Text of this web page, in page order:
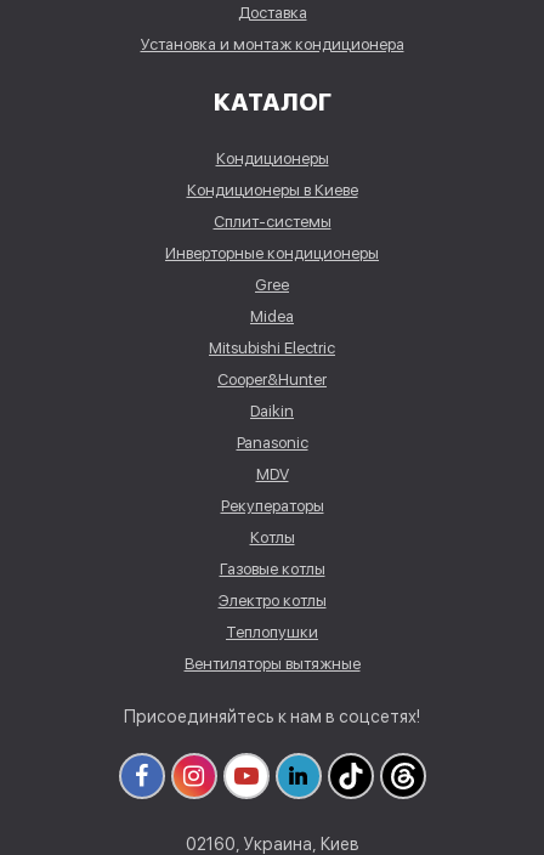
Доставка
Установка и монтаж кондиционера
КАТАЛОГ
Кондиционеры
Кондиционеры в Киеве
Сплит-системы
Инверторные кондиционеры
Gree
Midea
Mitsubishi Electric
Cooper&Hunter
Daikin
Panasonic
MDV
Рекуператоры
Котлы
Газовые котлы
Электро котлы
Теплопушки
Вентиляторы вытяжные
Присоединяйтесь к нам в соцсетях!
02160, Украина, Киев